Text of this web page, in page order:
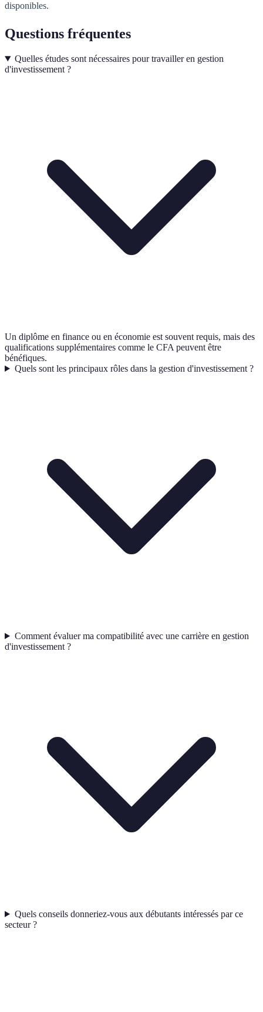
disponibles.
Questions fréquentes
Quelles études sont nécessaires pour travailler en gestion
d'investissement ?
Un diplôme en finance ou en économie est souvent requis, mais des
qualifications supplémentaires comme le CFA peuvent être
bénéfiques.
Quels sont les principaux rôles dans la gestion d'investissement ?
Comment évaluer ma compatibilité avec une carrière en gestion
d'investissement ?
Quels conseils donneriez-vous aux débutants intéressés par ce
secteur ?